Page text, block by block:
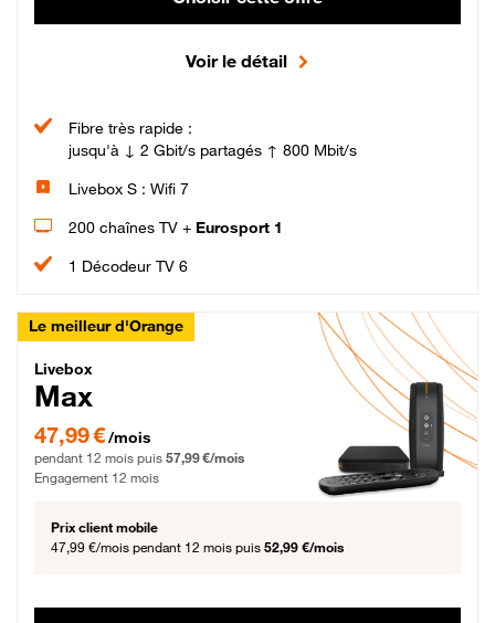
Voir le détail
Fibre très rapide :
jusqu'à ↓ 2 Gbit/s partagés ↑ 800 Mbit/s
Livebox S : Wifi 7
200 chaînes TV + Eurosport 1
1 Décodeur TV 6
Le meilleur d'Orange
Livebox Max Fibre
Livebox
Max
47,99 € par mois pendant 12 mois puis 57,99 € par mois, Engagement 12 mois
47,99 €/mois
pendant 12 mois puis 57,99 €/mois
Engagement 12 mois
Prix client mobile
47,99 €/mois pendant 12 mois puis 52,99 €/mois